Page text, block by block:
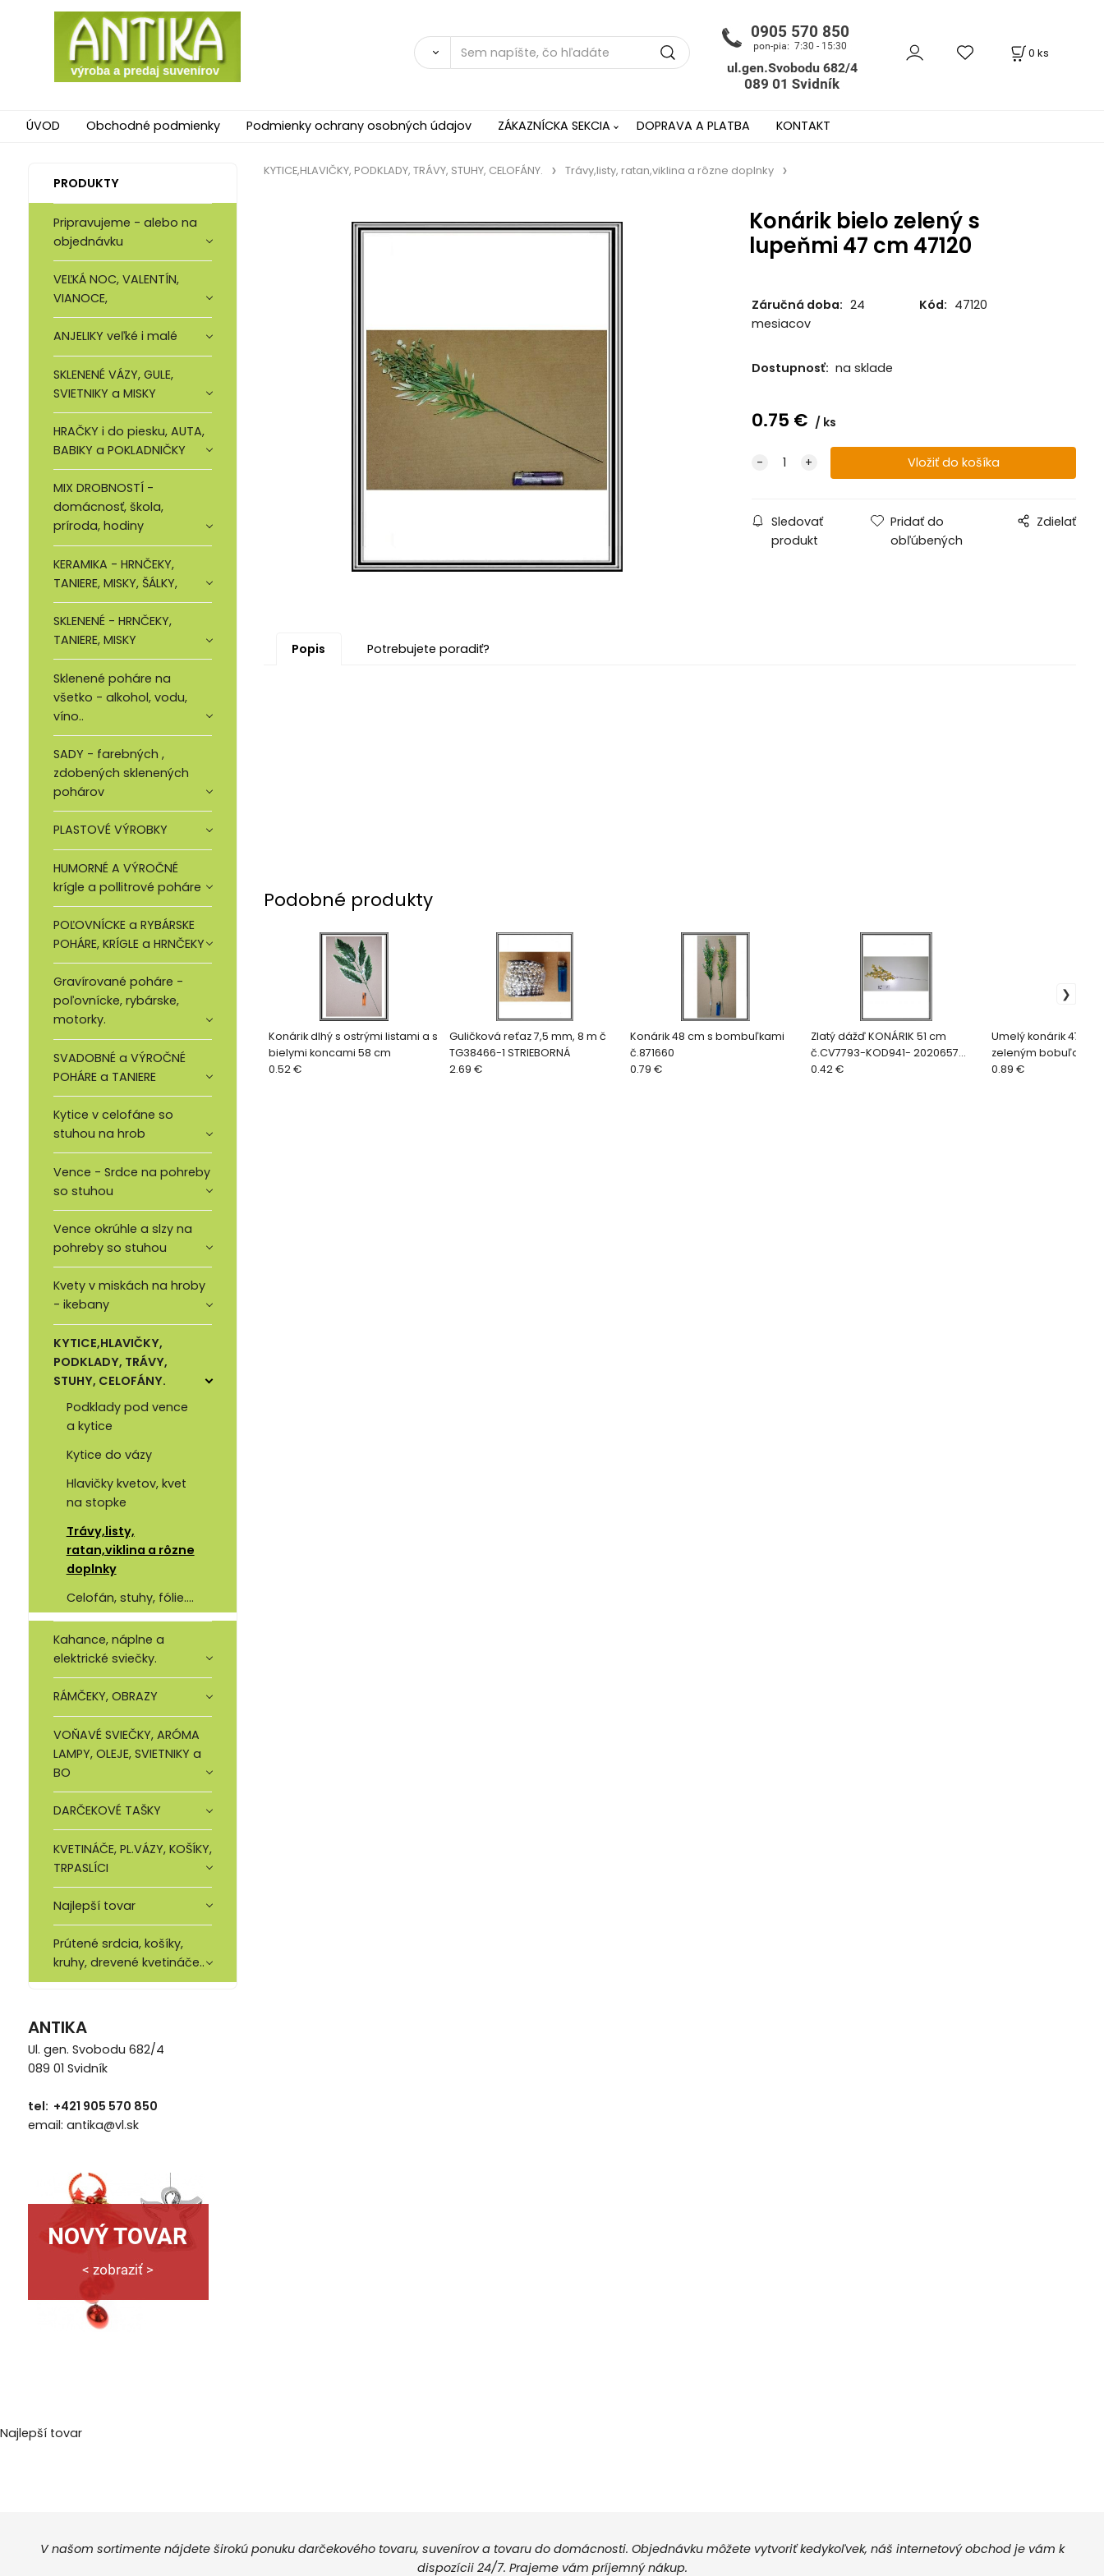
0 ks
ÚVOD Obchodné podmienky Podmienky ochrany osobných údajov ZÁKAZNÍCKA SEKCIA DOPRAVA A PLATBA KONTAKT
PRODUKTY
Pripravujeme - alebo na
objednávku
VEĽKÁ NOC, VALENTÍN,
VIANOCE,
ANJELIKY veľké i malé
SKLENENÉ VÁZY, GULE,
SVIETNIKY a MISKY
HRAČKY i do piesku, AUTA,
BABIKY a POKLADNIČKY
MIX DROBNOSTÍ -
domácnosť, škola,
príroda, hodiny
KERAMIKA - HRNČEKY,
TANIERE, MISKY, ŠÁLKY,
SKLENENÉ - HRNČEKY,
TANIERE, MISKY
Sklenené poháre na
všetko - alkohol, vodu,
víno..
SADY - farebných ,
zdobených sklenených
pohárov
PLASTOVÉ VÝROBKY
HUMORNÉ A VÝROČNÉ
krígle a pollitrové poháre
POĽOVNÍCKE a RYBÁRSKE
POHÁRE, KRÍGLE a HRNČEKY
Gravírované poháre -
poľovnícke, rybárske,
motorky.
SVADOBNÉ a VÝROČNÉ
POHÁRE a TANIERE
Kytice v celofáne so
stuhou na hrob
Vence - Srdce na pohreby
so stuhou
Vence okrúhle a slzy na
pohreby so stuhou
Kvety v miskách na hroby
- ikebany
KYTICE,HLAVIČKY,
PODKLADY, TRÁVY,
STUHY, CELOFÁNY.
Podklady pod vence
a kytice
Kytice do vázy
Hlavičky kvetov, kvet
na stopke
Trávy,listy,
ratan,viklina a rôzne
doplnky
Celofán, stuhy, fólie....
Kahance, náplne a
elektrické sviečky.
RÁMČEKY, OBRAZY
VOŇAVÉ SVIEČKY, ARÓMA
LAMPY, OLEJE, SVIETNIKY a
BO
DARČEKOVÉ TAŠKY
KVETINÁČE, PL.VÁZY, KOŠÍKY,
TRPASLÍCI
Najlepší tovar
Prútené srdcia, košíky,
kruhy, drevené kvetináče..
ANTIKA
Ul. gen. Svobodu 682/4
089 01 Svidník
tel: +421 905 570 850
email: antika@vl.sk
KYTICE,HLAVIČKY, PODKLADY, TRÁVY, STUHY, CELOFÁNY. Trávy,listy, ratan,viklina a rôzne doplnky
Konárik bielo zelený s
lupeňmi 47 cm 47120
Záručná doba: 24
mesiacov
Kód: 47120
Dostupnosť: na sklade
0.75 € ks
Sledovať
produkt
Pridať do
obľúbených
Zdielať
Popis Potrebujete poradiť?
Podobné produkty
Konárik dlhý s ostrými listami a s
bielymi koncami 58 cm
0.52 €
Guličková reťaz 7,5 mm, 8 m č
TG38466-1 STRIEBORNÁ
2.69 €
Konárik 48 cm s bombuľkami
č.871660
0.79 €
Zlatý dážď KONÁRIK 51 cm
č.CV7793-KOD941- 2020657
4000013
0.42 €
Umelý konárik 47 cm
zeleným bobuľami
K506614
0.89 €
Najlepší tovar
V našom sortimente nájdete širokú ponuku darčekového tovaru, suvenírov a tovaru do domácnosti. Objednávku môžete vytvoriť kedykoľvek, náš internetový obchod je vám k
dispozícii 24/7. Prajeme vám príjemný nákup.